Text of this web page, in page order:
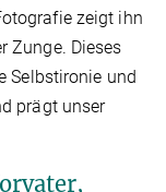
zeigt ihn
Zunge. Dieses
Selbstironie und
prägt unser